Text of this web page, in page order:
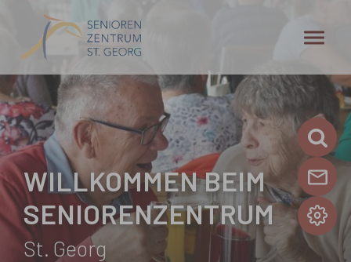
Zum Hauptinhalt springen
WILLKOMMEN BEIM
SENIORENZENTRUM
St. Georg